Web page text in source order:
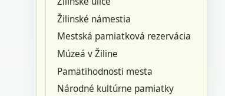
Žilinské námestia
Mestská pamiatková rezervácia
Múzeá v Žiline
Pamätihodnosti mesta
Národné kultúrne pamiatky